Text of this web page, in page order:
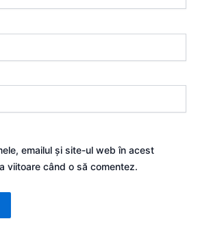
emailul și site-ul web în acest
viitoare când o să comentez.